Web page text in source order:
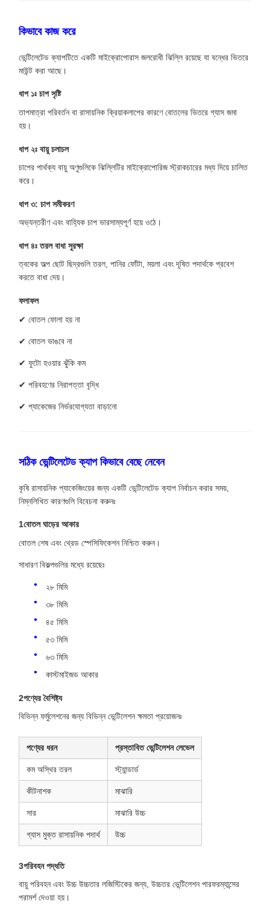
কিভাবে কাজ করে
ভেন্টিলেটেড ক্যাপটিতে একটি মাইক্রোপোরাস জলরোধী ঝিল্লি রয়েছে যা বন্ধের ভিতরে
মাউন্ট করা আছে।
ধাপ ১ঃ চাপ সৃষ্টি
তাপমাত্রা পরিবর্তন বা রাসায়নিক ক্রিয়াকলাপের কারণে বোতলের ভিতরে গ্যাস জমা
হয়।
ধাপ ২ঃ বায়ু চলাচল
চাপের পার্থক্য বায়ু অণুগুলিকে ঝিল্লিটির মাইক্রোপোরিজ স্ট্রাকচারের মধ্য দিয়ে চালিত
করে।
ধাপ ৩: চাপ সমীকরণ
অভ্যন্তরীণ এবং বাহ্যিক চাপ ভারসাম্যপূর্ণ হয়ে ওঠে।
ধাপ ৪ঃ তরল বাধা সুরক্ষা
ত্বকের অল্প ছোট ছিদ্রগুলি তরল, পানির ফোঁটা, ময়লা এবং দূষিত পদার্থকে প্রবেশ
করতে বাধা দেয়।
ফলাফল
✔ বোতল ফোলা হয় না
✔ বোতল ভাঙবে না
✔ ফুটো হওয়ার ঝুঁকি কম
✔ পরিবহণের নিরাপত্তা বৃদ্ধি
✔ প্যাকেজের নির্ভরযোগ্যতা বাড়ানো
সঠিক ভেন্টিলেটেড ক্যাপ কিভাবে বেছে নেবেন
কৃষি রাসায়নিক প্যাকেজিংয়ের জন্য একটি ভেন্টিলেটেড ক্যাপ নির্বাচন করার সময়,
নিম্নলিখিত কারণগুলি বিবেচনা করুনঃ
1বোতল ঘাড়ের আকার
বোতল শেষ এবং থ্রেড স্পেসিফিকেশন নিশ্চিত করুন।
সাধারণ বিকল্পগুলির মধ্যে রয়েছেঃ
২৮ মিমি
৩৮ মিমি
৪৫ মিমি
৫৩ মিমি
৬৩ মিমি
কাস্টমাইজড আকার
2পণ্যের বৈশিষ্ট্য
বিভিন্ন ফর্মুলেশনের জন্য বিভিন্ন ভেন্টিলেশন ক্ষমতা প্রয়োজনঃ
পণ্যের ধরন প্রস্তাবিত ভেন্টিলেশন লেভেল
কম অস্থির তরল স্ট্যান্ডার্ড
কীটনাশক মাঝারি
সার মাঝারি উচ্চ
গ্যাস মুক্ত রাসায়নিক পদার্থ উচ্চ
3পরিবহন পদ্ধতি
বায়ু পরিবহন এবং উচ্চ উচ্চতার লজিস্টিকের জন্য, উচ্চতর ভেন্টিলেশন পারফরম্যান্সের
পরামর্শ দেওয়া হয়।